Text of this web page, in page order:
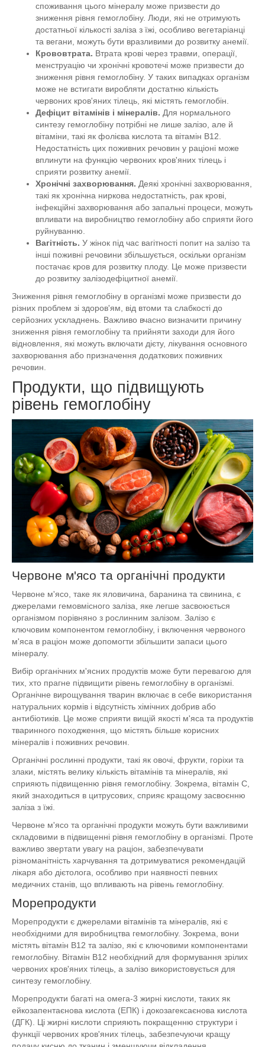
споживання цього мінералу може призвести до
зниження рівня гемоглобіну. Люди, які не отримують
достатньої кількості заліза з їжі, особливо вегетаріанці
та вегани, можуть бути вразливими до розвитку анемії.
Крововтрата. Втрата крові через травми, операції,
менструацію чи хронічні кровотечі може призвести до
зниження рівня гемоглобіну. У таких випадках організм
може не встигати виробляти достатню кількість
червоних кров'яних тілець, які містять гемоглобін.
Дефіцит вітамінів і мінералів. Для нормального
синтезу гемоглобіну потрібні не лише залізо, але й
вітаміни, такі як фолієва кислота та вітамін В12.
Недостатність цих поживних речовин у раціоні може
вплинути на функцію червоних кров'яних тілець і
сприяти розвитку анемії.
Хронічні захворювання. Деякі хронічні захворювання,
такі як хронічна ниркова недостатність, рак крові,
інфекційні захворювання або запальні процеси, можуть
впливати на виробництво гемоглобіну або сприяти його
руйнуванню.
Вагітність. У жінок під час вагітності попит на залізо та
інші поживні речовини збільшується, оскільки організм
постачає кров для розвитку плоду. Це може призвести
до розвитку залізодефіцитної анемії.
Зниження рівня гемоглобіну в організмі може призвести до
різних проблем зі здоров'ям, від втоми та слабкості до
серйозних ускладнень. Важливо вчасно визначити причину
зниження рівня гемоглобіну та прийняти заходи для його
відновлення, які можуть включати дієту, лікування основного
захворювання або призначення додаткових поживних
речовин.
Продукти, що підвищують
рівень гемоглобіну
Червоне м'ясо та органічні продукти
Червоне м'ясо, таке як яловичина, баранина та свинина, є
джерелами гемовмісного заліза, яке легше засвоюється
організмом порівняно з рослинним залізом. Залізо є
ключовим компонентом гемоглобіну, і включення червоного
м'яса в раціон може допомогти збільшити запаси цього
мінералу.
Вибір органічних м'ясних продуктів може бути перевагою для
тих, хто прагне підвищити рівень гемоглобіну в організмі.
Органічне вирощування тварин включає в себе використання
натуральних кормів і відсутність хімічних добрив або
антибіотиків. Це може сприяти вищій якості м'яса та продуктів
тваринного походження, що містять більше корисних
мінералів і поживних речовин.
Органічні рослинні продукти, такі як овочі, фрукти, горіхи та
злаки, містять велику кількість вітамінів та мінералів, які
сприяють підвищенню рівня гемоглобіну. Зокрема, вітамін С,
який знаходиться в цитрусових, сприяє кращому засвоєнню
заліза з їжі.
Червоне м'ясо та органічні продукти можуть бути важливими
складовими в підвищенні рівня гемоглобіну в організмі. Проте
важливо звертати увагу на раціон, забезпечувати
різноманітність харчування та дотримуватися рекомендацій
лікаря або дієтолога, особливо при наявності певних
медичних станів, що впливають на рівень гемоглобіну.
Морепродукти
Морепродукти є джерелами вітамінів та мінералів, які є
необхідними для виробництва гемоглобіну. Зокрема, вони
містять вітамін В12 та залізо, які є ключовими компонентами
гемоглобіну. Вітамін В12 необхідний для формування зрілих
червоних кров'яних тілець, а залізо використовується для
синтезу гемоглобіну.
Морепродукти багаті на омега-3 жирні кислоти, таких як
ейкозапентаєнова кислота (ЕПК) і докозагексаєнова кислота
(ДГК). Ці жирні кислоти сприяють покращенню структури і
функції червоних кров'яних тілець, забезпечуючи кращу